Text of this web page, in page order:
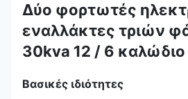
Δύο φορτωτές
εναλλάκτες τριών
30kva 12 / 6 καλώδιο
Βασικές ιδιότητες